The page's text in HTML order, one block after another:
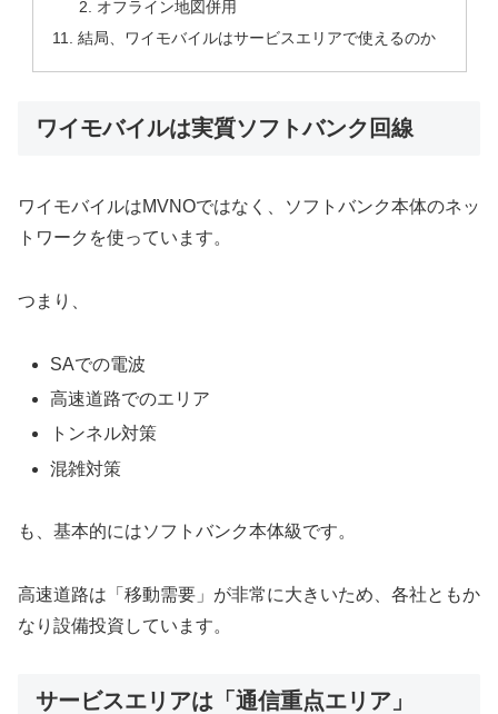
オフライン地図併用
結局、ワイモバイルはサービスエリアで使えるのか
ワイモバイルは実質ソフトバンク回線
ワイモバイルはMVNOではなく、ソフトバンク本体のネッ
トワークを使っています。
つまり、
SAでの電波
高速道路でのエリア
トンネル対策
混雑対策
も、基本的にはソフトバンク本体級です。
高速道路は「移動需要」が非常に大きいため、各社ともか
なり設備投資しています。
サービスエリアは「通信重点エリア」